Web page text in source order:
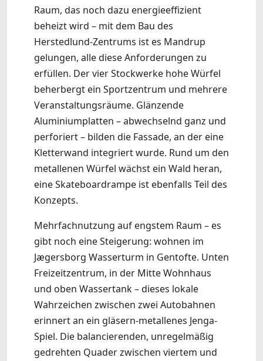
Raum, das noch dazu energieeffizient
beheizt wird – mit dem Bau des
Herstedlund-Zentrums ist es Mandrup
gelungen, alle diese Anforderungen zu
erfüllen. Der vier Stockwerke hohe Würfel
beherbergt ein Sportzentrum und mehrere
Veranstaltungsräume. Glänzende
Aluminiumplatten – abwechselnd ganz und
perforiert – bilden die Fassade, an der eine
Kletterwand integriert wurde. Rund um den
metallenen Würfel wächst ein Wald heran,
eine Skateboardrampe ist ebenfalls Teil des
Konzepts.
Mehrfachnutzung auf engstem Raum – es
gibt noch eine Steigerung: wohnen im
Jægersborg Wasserturm in Gentofte. Unten
Freizeitzentrum, in der Mitte Wohnhaus
und oben Wassertank – dieses lokale
Wahrzeichen zwischen zwei Autobahnen
erinnert an ein gläsern-metallenes Jenga-
Spiel. Die balancierenden, unregelmäßig
gedrehten Quader zwischen viertem und